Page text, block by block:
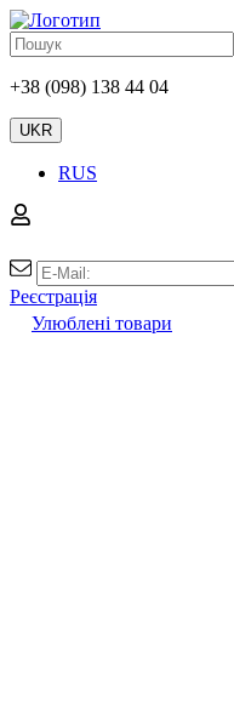
+38 (098) 138 44 04
UKR
RUS
Реєстрація
Улюблені товари